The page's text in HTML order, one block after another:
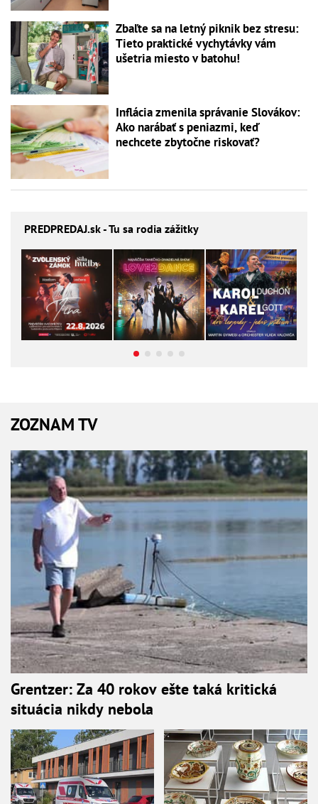
Zbaľte sa na letný piknik bez stresu:
Tieto praktické vychytávky vám
ušetria miesto v batohu!
Inflácia zmenila správanie Slovákov:
Ako narábať s peniazmi, keď
nechcete zbytočne riskovať?
PREDPREDAJ.sk - Tu sa rodia zážitky
ZOZNAM TV
Grentzer: Za 40 rokov ešte taká kritická
situácia nikdy nebola